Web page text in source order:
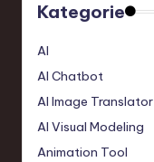
Kategorie
AI
AI Chatbot
AI Image Translator
AI Visual Modeling
Animation Tool